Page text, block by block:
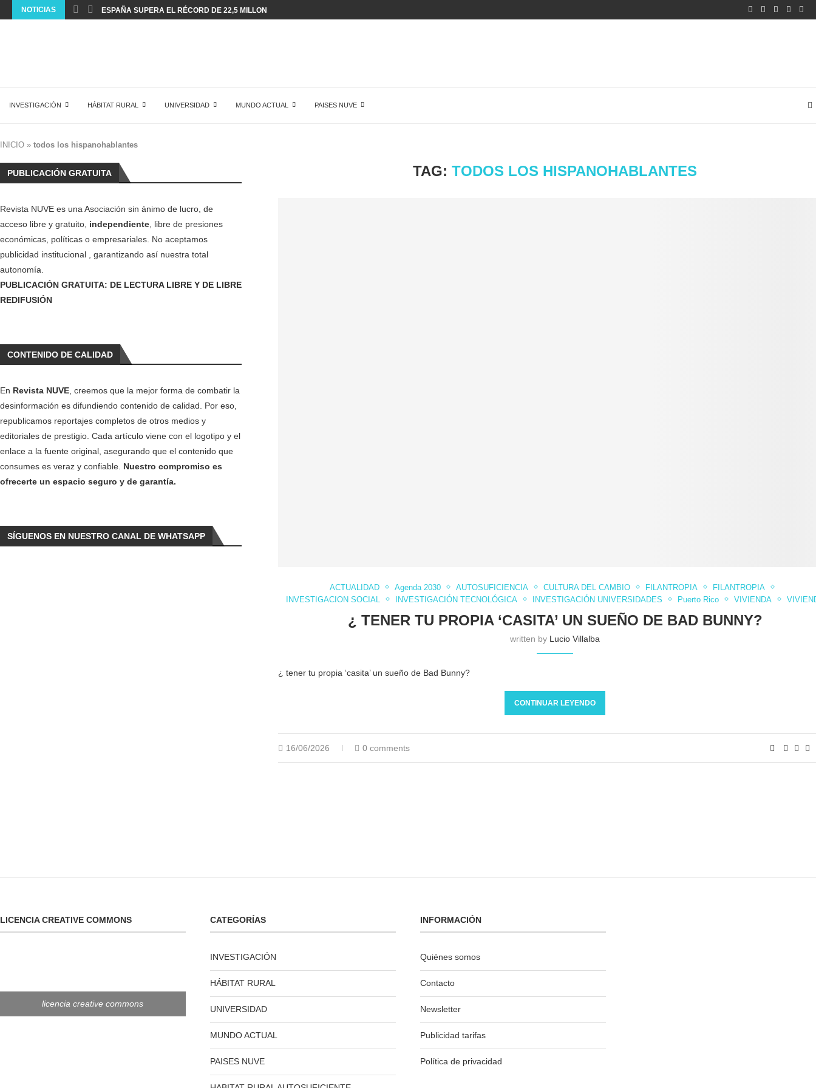
NOTICIAS ESPAÑA SUPERA EL RÉCORD DE 22,5 MILLONES DE...
INVESTIGACIÓN HÁBITAT RURAL UNIVERSIDAD MUNDO ACTUAL PAISES NUVE
INICIO » todos los hispanohablantes
TAG:TODOS LOS HISPANOHABLANTES
ACTUALIDAD Agenda 2030 AUTOSUFICIENCIA CULTURA DEL CAMBIO FILANTROPIA
FILANTROPIA
INVESTIGACION SOCIAL
INVESTIGACIÓN TECNOLÓGICA INVESTIGACIÓN UNIVERSIDADES Puerto Rico VIVIENDA
¿ TENER TU PROPIA ‘CASITA’ UN SUEÑO DE BAD BUNNY?
written by Lucio Villalba
¿ tener tu propia ‘casita’ un sueño de Bad Bunny?
CONTINUAR LEYENDO
16/06/2026 0 comments
PUBLICACIÓN GRATUITA
Revista NUVE es una Asociación sin ánimo de lucro, de
acceso libre y gratuito, independiente , libre de presiones
económicas, políticas o empresariales. No aceptamos
publicidad institucional , garantizando así nuestra total
autonomía.
PUBLICACIÓN GRATUITA: DE LECTURA LIBRE Y DE LIBRE
REDIFUSIÓN
CONTENIDO DE CALIDAD
En Revista NUVE , creemos que la mejor forma de combatir la
desinformación es difundiendo contenido de calidad. Por eso,
republicamos reportajes completos de otros medios y
editoriales de prestigio. Cada artículo viene con el logotipo y el
enlace a la fuente original, asegurando que el contenido que
consumes es veraz y confiable. Nuestro compromiso es
ofrecerte un espacio seguro y de garantía.
SÍGUENOS EN NUESTRO CANAL DE WHATSAPP
LICENCIA CREATIVE COMMONS
licencia creative commons
CATEGORÍAS
INVESTIGACIÓN
HÁBITAT RURAL
UNIVERSIDAD
MUNDO ACTUAL
PAISES NUVE
INFORMACIÓN
Quiénes somos
Contacto
Newsletter
Publicidad tarifas
Política de privacidad